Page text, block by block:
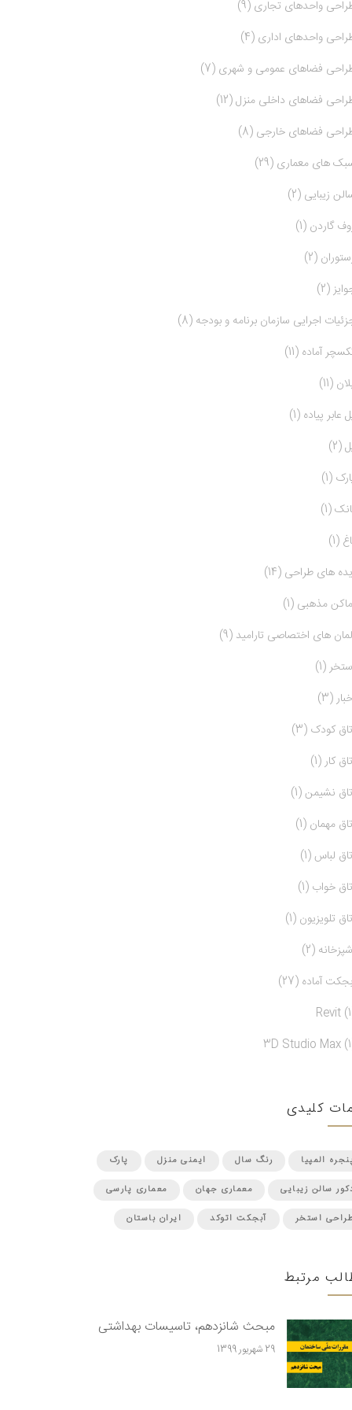
واحدهای تجاری (9)
واحدهای اداری (4)
فضاهای عمومی و شهری (7)
فضاهای داخلی منزل (12)
فضاهای خارجی (8)
های معماری (29)
زیبایی (2)
گاردن (1)
(2)
(2)
اجرایی سازمان برنامه و بودجه (8)
آماده (11)
(11)
عابر پیاده (1)
(2)
(1)
(1)
(1)
های طراحی (14)
مذهبی (1)
های اختصاصی تارامید (9)
(1)
(3)
کودک (3)
کار (1)
نشیمن (1)
مهمان (1)
لباس (1)
خواب (1)
تلویزیون (1)
(2)
آماده (27)
Revit
3D Studio Max
کلیدی
المپیا رنگ سال ایمنی منزل پارک
سالن زیبایی معماری جهان معماری پارسی
استخر آبجکت اتوکد ایران باستان
مرتبط
مبحث شانزدهم، تاسیسات بهداشتی
29 شهریور 1399